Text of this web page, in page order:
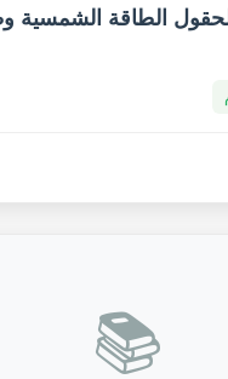
لحقول الطاقة الشمسية
📚